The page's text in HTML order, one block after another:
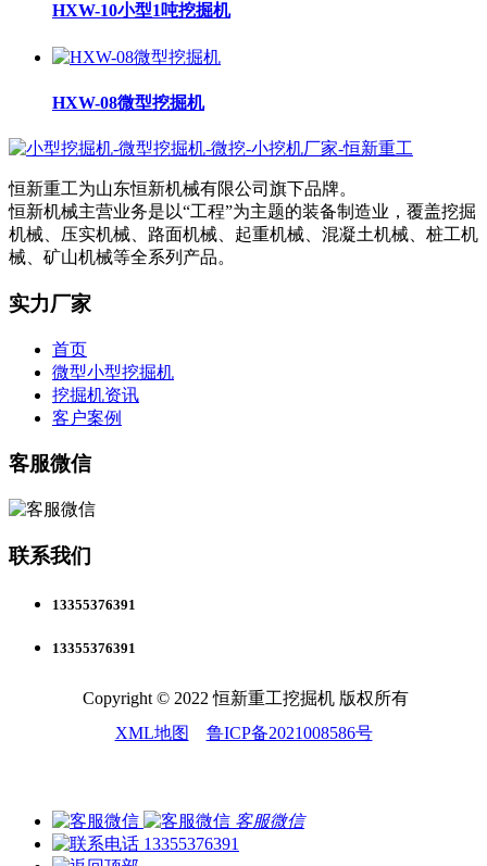
HXW-10小型1吨挖掘机
HXW-08微型挖掘机
恒新重工为山东恒新机械有限公司旗下品牌。
恒新机械主营业务是以“工程”为主题的装备制造业，覆盖挖掘
机械、压实机械、路面机械、起重机械、混凝土机械、桩工机
械、矿山机械等全系列产品。
实力厂家
首页
微型小型挖掘机
挖掘机资讯
客户案例
客服微信
联系我们
13355376391
13355376391
Copyright © 2022 恒新重工挖掘机 版权所有
XML地图
鲁ICP备2021008586号
客服微信
13355376391